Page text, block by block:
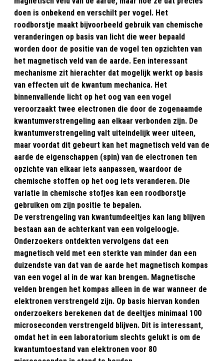
doen is onbekend en verschilt per vogel. Het
roodborstje maakt bijvoorbeeld gebruik van chemische
veranderingen op basis van licht die weer bepaald
worden door de positie van de vogel ten opzichten van
het magnetisch veld van de aarde. Een interessant
mechanisme zit hierachter dat mogelijk werkt op basis
van effecten uit de kwantum mechanica. Het
binnenvallende licht op het oog van een vogel
veroorzaakt twee electronen die door de zogenaamde
kwantumverstrengeling aan elkaar verbonden zijn. De
kwantumverstrengeling valt uiteindelijk weer uiteen,
maar voordat dit gebeurt kan het magnetisch veld van de
aarde de eigenschappen (spin) van de electronen ten
opzichte van elkaar iets aanpassen, waardoor de
chemische stoffen op het oog iets veranderen. Die
variatie in chemische stofjes kan een roodborstje
gebruiken om zijn positie te bepalen.
De verstrengeling van kwantumdeeltjes kan lang blijven
bestaan aan de achterkant van een volgeloogje.
Onderzoekers ontdekten vervolgens dat een
magnetisch veld met een sterkte van minder dan een
duizendste van dat van de aarde het magnetisch kompas
van een vogel al in de war kan brengen. Magnetische
velden brengen het kompas alleen in de war wanneer de
elektronen verstrengeld zijn. Op basis hiervan konden
onderzoekers berekenen dat de deeltjes minimaal 100
microseconden verstrengeld blijven. Dit is interessant,
omdat het in een laboratorium slechts gelukt is om de
kwantumtoestand van elektronen voor 80